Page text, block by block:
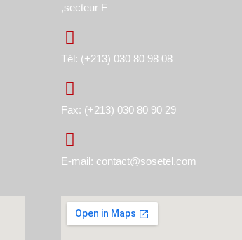
,secteur F
Tél: (+213) 030 80 98 08
Fax: (+213) 030 80 90 29
E-mail: contact@sosetel.com